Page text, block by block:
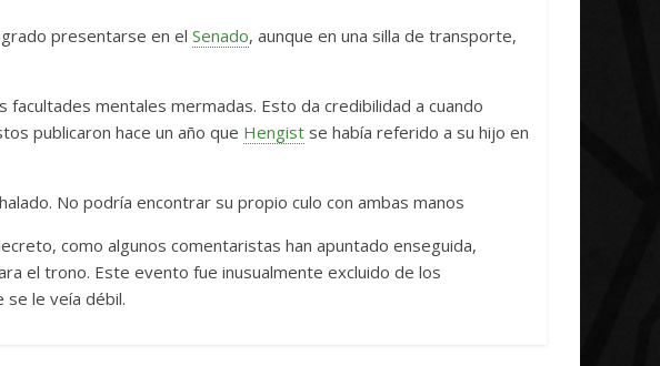
presentarse en el Senado, aunque en una silla de transporte,
facultades mentales mermadas. Esto da credibilidad a cuando
publicaron hace un año que Hengist se había referido a su hijo en
No podría encontrar su propio culo con ambas manos
como algunos comentaristas han apuntado enseguida,
el trono. Este evento fue inusualmente excluido de los
le veía débil.